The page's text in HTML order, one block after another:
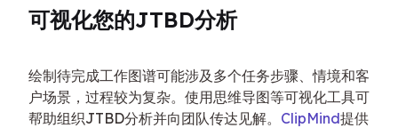
可视化您的JTBD分析
绘制待完成工作图谱可能涉及多个任务步骤、情境和客
户场景，过程较为复杂。使用思维导图等可视化工具可
帮助组织JTBD分析并向团队传达见解。 ClipMind提供